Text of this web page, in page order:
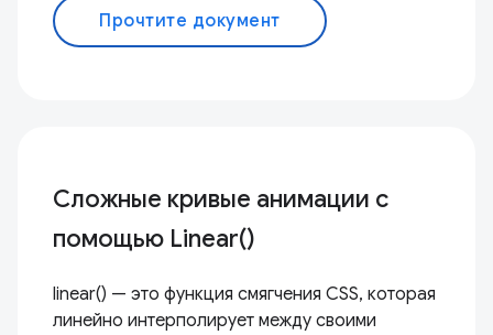
Прочтите документ
Сложные кривые анимации с
помощью Linear()
linear() — это функция смягчения CSS, которая
линейно интерполирует между своими